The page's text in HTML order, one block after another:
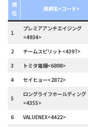
順
位
銘柄名<コード>
1
プレミアアンチエイジング
<4934>
2
チームスピリット<4397>
3
トミタ電機<6898>
4
セイヒョー<2872>
5
ロングライフホールディング
<4355>
6
VALUENEX<4422>